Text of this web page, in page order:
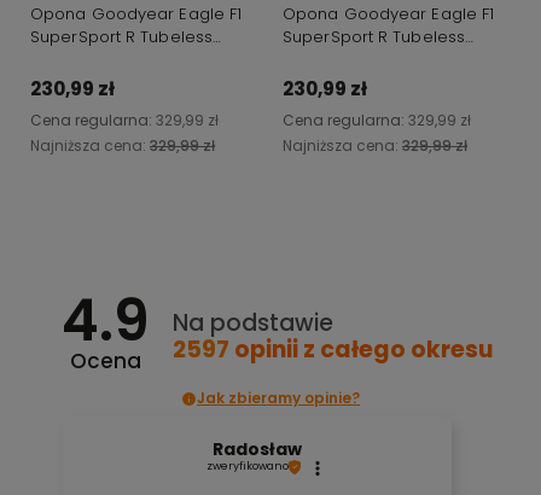
Opona Goodyear Eagle F1
SuperSport R Tubeless
czarna
230,99 zł
Cena regularna: 329,99 zł
Najniższa cena: 329,99 zł
Opona Goodyear Eagle F1
SuperSport R Tubeless
czarna
230,99 zł
Cena regularna: 329,99 zł
Najniższa cena: 329,99 zł
4.9
Ocena
Na podstawie
2597 opiniiz całego okresu
Jak zbieramy opinie?
Radosław
zweryfikowano